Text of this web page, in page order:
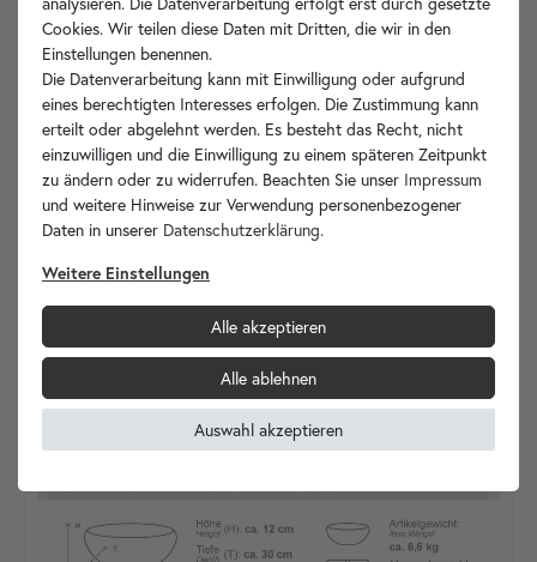
Cookies. Wir teilen diese Daten mit Dritten, die wir in den
Einstellungen benennen.
Die Datenverarbeitung kann mit Einwilligung oder aufgrund
eines berechtigten Interesses erfolgen. Die Zustimmung kann
erteilt oder abgelehnt werden. Es besteht das Recht, nicht
einzuwilligen und die Einwilligung zu einem späteren Zeitpunkt
zu ändern oder zu widerrufen. Beachten Sie unser Impressum
und weitere Hinweise zur Verwendung personenbezogener
Daten in unserer Daten­schutz­erklärung.
Weitere Einstellungen
Alle akzeptieren
Alle ablehnen
Auswahl akzeptieren